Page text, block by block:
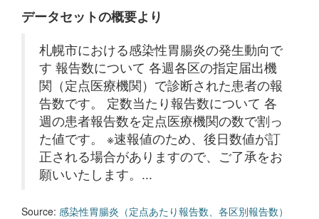
データセットの概要より
札幌市における感染性胃腸炎の発生動向で
す 報告数について 各週各区の指定届出機
関（定点医療機関）で診断された患者の報
告数です。 定数当たり報告数について 各
週の患者報告数を定点医療機関の数で割っ
た値です。 ※速報値のため、後日数値が訂
正される場合がありますので、ご了承をお
願いいたします。...
Source: 感染性胃腸炎（定点あたり報告数、各区別報告数）